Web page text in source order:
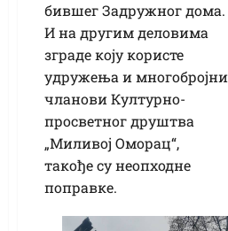
бившег Задружног дома.
И на другим деловима
зграде коју користе
удружења и многобројни
чланови Културно-
просветног друштва
„Миливој Оморац“,
такође су неопходне
поправке.